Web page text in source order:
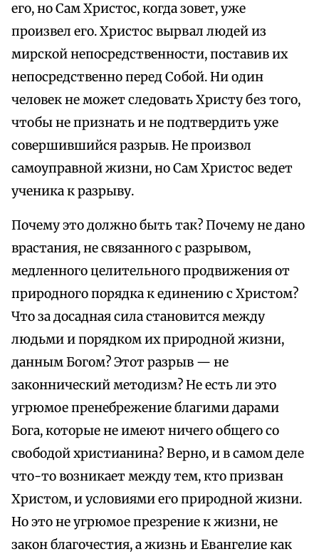
его, но Сам Христос, когда зовет, уже
произвел его. Христос вырвал людей из
мирской непосредственности, поставив их
непосредственно перед Собой. Ни один
человек не может следовать Христу без того,
чтобы не признать и не подтвердить уже
совершившийся разрыв. Не произвол
самоуправной жизни, но Сам Христос ведет
ученика к разрыву.
Почему это должно быть так? Почему не дано
врастания, не связанного с разрывом,
медленного целительного продвижения от
природного порядка к единению с Христом?
Что за досадная сила становится между
людьми и порядком их природной жизни,
данным Богом? Этот разрыв — не
законнический методизм? Не есть ли это
угрюмое пренебрежение благими дарами
Бога, которые не имеют ничего общего со
свободой христианина? Верно, и в самом деле
что-то возникает между тем, кто призван
Христом, и условиями его природной жизни.
Но это не угрюмое презрение к жизни, не
закон благочестия, а жизнь и Евангелие как